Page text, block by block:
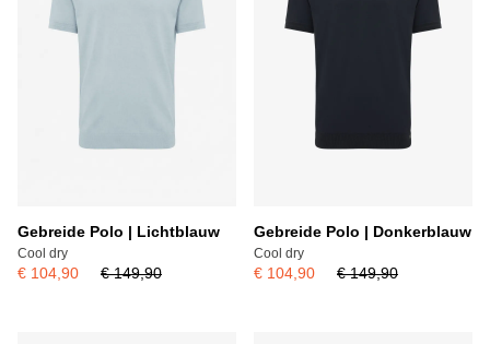
Gebreide Polo | Lichtblauw
Cool dry
€ 104,90 € 149,90
Gebreide Polo | Donkerblauw
Cool dry
€ 104,90 € 149,90